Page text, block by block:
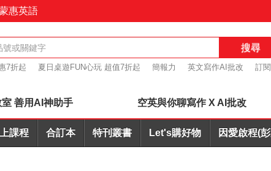
惠英語
搜尋
7折起 夏日桌遊FUN心玩 超值7折起 簡報力 英文寫作AI批改
訂閱
善用AI神助手 空英與你聊寫作 X AI批改
課程 合訂本 特刊叢書 Let's購好物 因愛啟程(